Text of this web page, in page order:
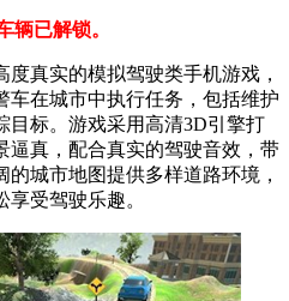
辆已解锁。
度真实的模拟驾驶类手机游戏，
车在城市中执行任务，包括维护
目标。游戏采用高清3D引擎打
逼真，配合真实的驾驶音效，带
城市地图提供多样道路环境，
受驾驶乐趣。